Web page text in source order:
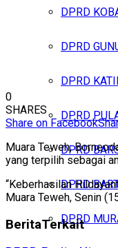
DPRD
DPRD
DPRD
DPRD
DPRD
DPRD
DPRD
0
SHARES
Share on Facebook
Muara Teweh,
yang terpilih sebagai
“Keberhasilan
Muara Teweh, Senin
BeritaTerkait